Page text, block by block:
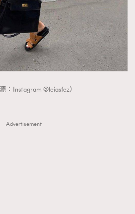
：Instagram @leiasfez）
Advertisement